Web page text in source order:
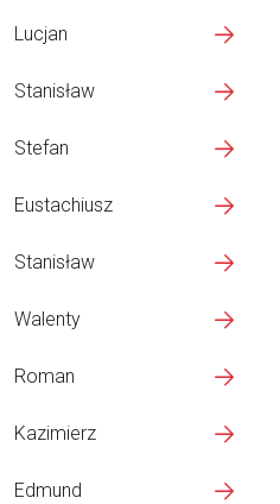
Lucjan
Stanisław
Stefan
Eustachiusz
Stanisław
Walenty
Roman
Kazimierz
Edmund